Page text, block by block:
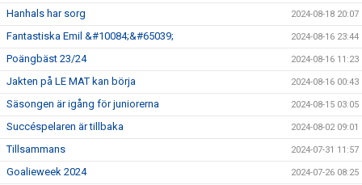
Hanhals har sorg 2024-08-18 20:07
Fantastiska Emil &#10084;&#65039; 2024-08-16 23:44
Poängbäst 23/24 2024-08-16 11:23
Jakten på LE MAT kan börja 2024-08-16 00:43
Säsongen är igång för juniorerna 2024-08-15 03:05
Succéspelaren är tillbaka 2024-08-02 09:01
Tillsammans 2024-07-31 11:57
Goalieweek 2024 2024-07-26 08:25